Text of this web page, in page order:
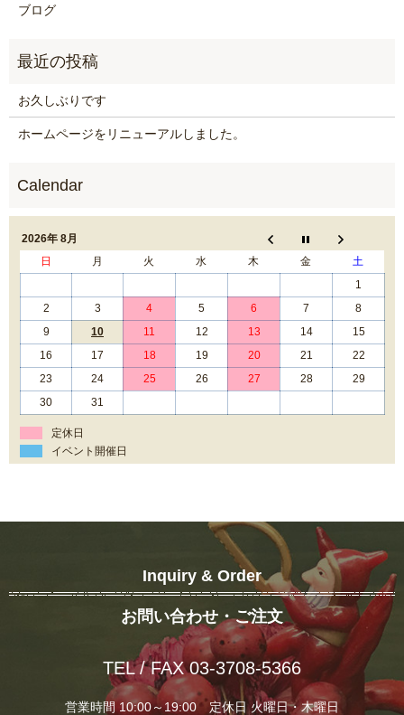
ブログ
お久しぶりです
ホームページをリニューアルしました。
2026年 8月
日
月 火 水 木 金
土
1
2
3 4 5 6 7
8
9
10 11 12 13 14
15
16
17 18 19 20 21
22
23
24 25 26 27 28
29
30
31
定休日
イベント開催日
Inquiry & Order
お問い合わせ・ご注文
TEL / FAX 03-3708-5366
営業時間 10:00～19:00 定休日 火曜日・木曜日